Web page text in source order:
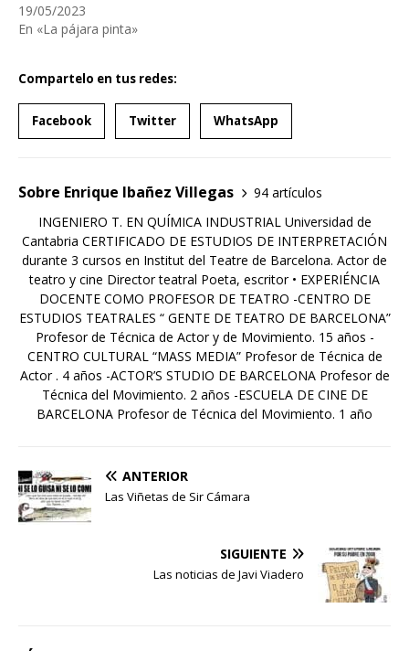
19/05/2023
En «La pájara pinta»
Compartelo en tus redes:
Facebook Twitter WhatsApp
Sobre Enrique Ibañez Villegas
94 artículos
INGENIERO T. EN QUÍMICA INDUSTRIAL Universidad de
Cantabria CERTIFICADO DE ESTUDIOS DE INTERPRETACIÓN
durante 3 cursos en Institut del Teatre de Barcelona. Actor de
teatro y cine Director teatral Poeta, escritor • EXPERIÉNCIA
DOCENTE COMO PROFESOR DE TEATRO -CENTRO DE
ESTUDIOS TEATRALES “ GENTE DE TEATRO DE BARCELONA”
Profesor de Técnica de Actor y de Movimiento. 15 años -
CENTRO CULTURAL “MASS MEDIA” Profesor de Técnica de
Actor . 4 años -ACTOR’S STUDIO DE BARCELONA Profesor de
Técnica del Movimiento. 2 años -ESCUELA DE CINE DE
BARCELONA Profesor de Técnica del Movimiento. 1 año
ANTERIOR
Las Viñetas de Sir Cámara
SIGUIENTE
Las noticias de Javi Viadero